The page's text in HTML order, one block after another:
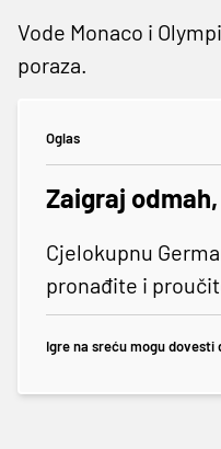
Vode Monaco i
poraza.
Oglas
Zaigraj
Cjelokupnu
pronađite i
Igre na sreću mogu